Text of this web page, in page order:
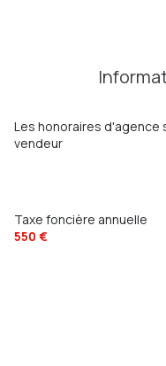
Les honoraires d'agence
vendeur
Taxe foncière annuelle
550 €